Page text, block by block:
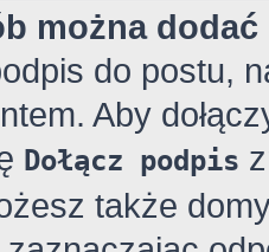
można
do postu,
Aby
Dołącz podpis
także